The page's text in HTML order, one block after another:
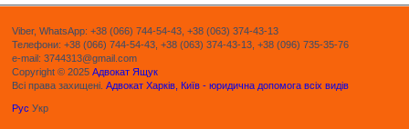
Viber, WhatsApp: +38 (066) 744-54-43, +38 (063) 374-43-13
Телефони: +38 (066) 744-54-43, +38 (063) 374-43-13, +38 (096) 735-35-76
e-mail: 3744313@gmail.com
Copyright © 2025 Адвокат Ящук
Всі права захищені. Адвокат Харків, Київ - юридична допомога всіх видів
Рус Укр